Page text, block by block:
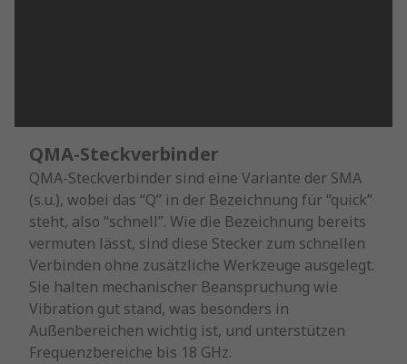
QMA-Steckverbinder
QMA-Steckverbinder sind eine Variante der SMA
(s.u.), wobei das “Q” in der Bezeichnung für “quick”
steht, also “schnell”. Wie die Bezeichnung bereits
vermuten lässt, sind diese Stecker zum schnellen
Verbinden ohne zusätzliche Werkzeuge ausgelegt.
Sie halten mechanischer Beanspruchung wie
Vibration gut stand, was besonders in
Außenbereichen wichtig ist, und unterstützen
Frequenzbereiche bis 18 GHz.